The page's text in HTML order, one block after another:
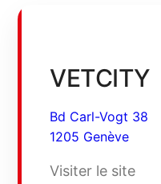
VETCITY
Bd Carl-Vogt 38
1205 Genève
Visiter le site